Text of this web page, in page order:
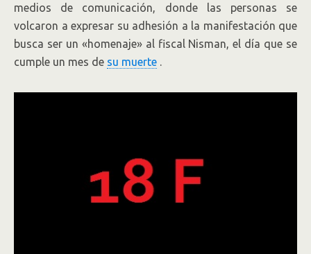
medios de comunicación, donde las personas se
volcaron a expresar su adhesión a la manifestación que
busca ser un «homenaje» al fiscal Nisman, el día que se
cumple un mes de su muerte .